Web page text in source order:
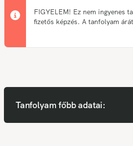
FIGYELEM! Ez nem ingyenes
fizetős képzés. A tanfolyam
Tanfolyam főbb adatai: